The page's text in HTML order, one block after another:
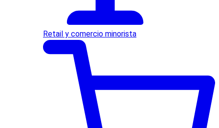
Retail y comercio minorista